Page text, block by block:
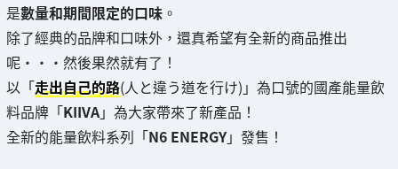
是數量和期間限定的口味 。
除了經典的品牌和口味外，還真希望有全新的商品推出
呢・・・然後果然就有了！
以「走出自己的路(人と違う道を行け)」為口號的國產能量飲
料品牌「KIIVA」為大家帶來了新產品！
全新的能量飲料系列「N6 ENERGY」發售！